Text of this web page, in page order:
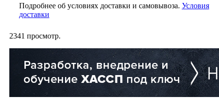
Подробнее об условиях доставки и самовывоза. Условия
доставки
2341 просмотр.